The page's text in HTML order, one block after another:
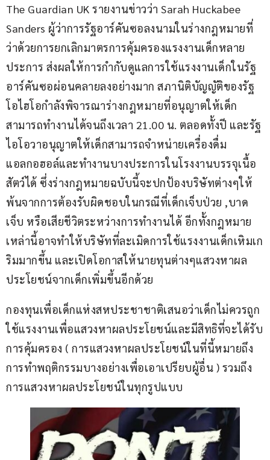
The Guardian UK รายงานข่าวว่า Sarah Huckabee
Sanders ผู้ว่าการรัฐอาร์คันซอลงนามในร่างกฎหมายที่
ว่าด้วยการยกเลิกมาตรการคุ้มครองแรงงานเด็กหลาย
ประการ ส่งผลให้การกำกับดูแลการใช้แรงงานเด็กในรัฐ
อาร์คันซอผ่อนคลายลงอย่างมาก สภานิติบัญญัติของรัฐ
โอไฮโอกำลังพิจารณาร่างกฎหมายที่อนุญาตให้เด็ก
สามารถทำงานได้จนถึงเวลา 21.00 น. ตลอดทั้งปี และรัฐ
ไอโอวาอนุญาตให้เด็กสามารถจำหน่ายเครื่องดื่ม
แอลกอฮอล์และทำงานบางประการในโรงงานบรรจุเนื้อ
สัตว์ได้ ซึ่งร่างกฎหมายฉบับนี้จะปกป้องบริษัทต่างๆให้
พ้นจากการต้องรับผิดชอบในกรณีที่เด็กเจ็บป่วย ,บาด
เจ็บ หรือเสียชีวิตระหว่างการทำงานได้ อีกทั้งกฎหมาย
เหล่านี้อาจทำให้บริษัทที่ละเมิดการใช้แรงงานเด็กเหิมเก
ริมมากขึ้น และเปิดโอกาสให้นายทุนต่างๆแสวงหาผล
ประโยชน์จากเด็กเพิ่มขึ้นอีกด้วย
กองทุนเพื่อเด็กแห่งสหประชาชาติเสนอว่าเด็กไม่ควรถูก
ใช้แรงงานเพื่อแสวงหาผลประโยชน์และมีสิทธิที่จะได้รับ
การคุ้มครอง ( การแสวงหาผลประโยชน์ในที่นี้หมายถึง
การทำพฤติกรรมบางอย่างเพื่อเอาเปรียบผู้อื่น ) รวมถึง
การแสวงหาผลประโยชน์ในทุกรูปแบบ